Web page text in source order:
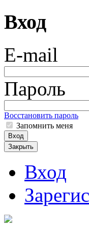
Вход
E-mail
Пароль
Восстановить пароль
Запомнить меня
Вход
Закрыть
Вход